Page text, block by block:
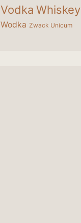
Vodka Whiskey
Wodka Zwack Unicum